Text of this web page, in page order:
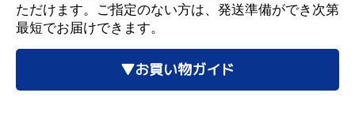
ただけます。ご指定のない方は、発送準備ができ次第
最短でお届けできます。
▼お買い物ガイド